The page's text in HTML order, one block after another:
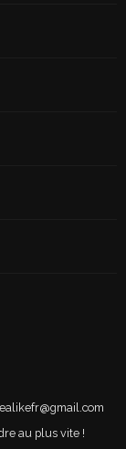
au plus vite !